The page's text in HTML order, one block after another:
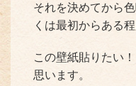
それを決めてから
くは最初からある
この壁紙貼りたい
思います。